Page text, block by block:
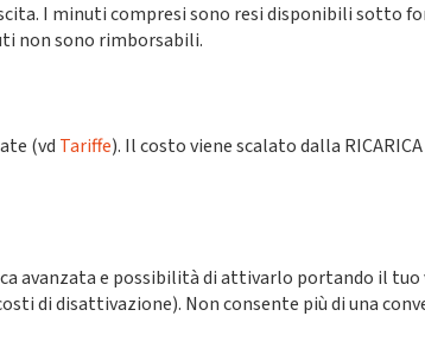
I minuti compresi sono resi disponibili sotto
non sono rimborsabili.
(vd Tariffe). Il costo viene scalato dalla
avanzata e possibilità di attivarlo portando il tuo
di disattivazione). Non consente più di una